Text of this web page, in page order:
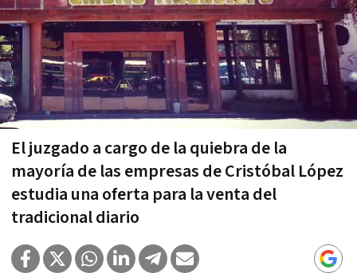
El juzgado a cargo de la quiebra de la
mayoría de las empresas de Cristóbal López
estudia una oferta para la venta del
tradicional diario